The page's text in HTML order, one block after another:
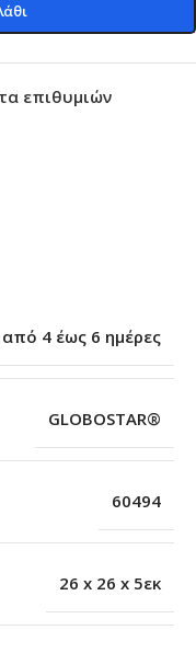
επιθυμιών
4 έως 6 ημέρες
GLOBOSTAR®
60494
26 x 26 x 5εκ